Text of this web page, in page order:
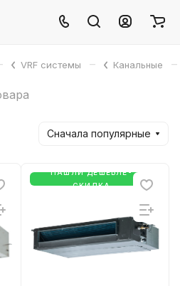
VRF системы – Канальные –
Сначала популярные
НАШЛИ ДЕШЕВЛЕ-
СКИДКА